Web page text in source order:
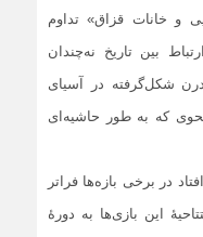
و خانات قزاق» تداوم
بین تاریخ نه‌چندان
شکل‌گرفته در آسیای
که به طور حاشیه‌ای
در برخی بازه‌ها فراتر
این بازی‌ها به دورۀ